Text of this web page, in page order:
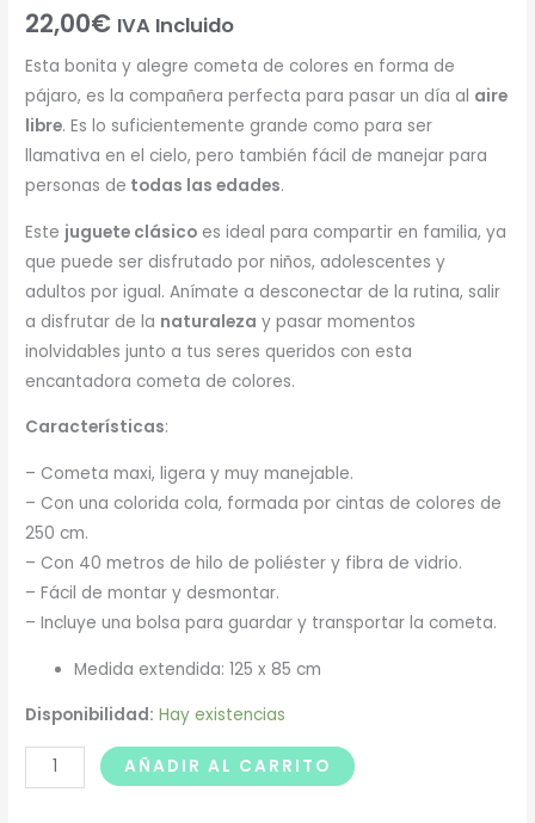
22,00€ IVA Incluido
Esta bonita y alegre cometa de colores en forma de
pájaro, es la compañera perfecta para pasar un día al aire
libre. Es lo suficientemente grande como para ser
llamativa en el cielo, pero también fácil de manejar para
personas de todas las edades.
Este juguete clásico es ideal para compartir en familia, ya
que puede ser disfrutado por niños, adolescentes y
adultos por igual. Anímate a desconectar de la rutina, salir
a disfrutar de la naturaleza y pasar momentos
inolvidables junto a tus seres queridos con esta
encantadora cometa de colores.
Características:
– Cometa maxi, ligera y muy manejable.
– Con una colorida cola, formada por cintas de colores de
250 cm.
– Con 40 metros de hilo de poliéster y fibra de vidrio.
– Fácil de montar y desmontar.
– Incluye una bolsa para guardar y transportar la cometa.
Medida extendida: 125 x 85 cm
Disponibilidad: Hay existencias
AÑADIR AL CARRITO